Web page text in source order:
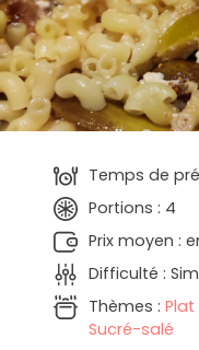
Temps de
Portions : 4
Prix moyen :
Difficulté :
Thèmes : Plat
Sucré-salé